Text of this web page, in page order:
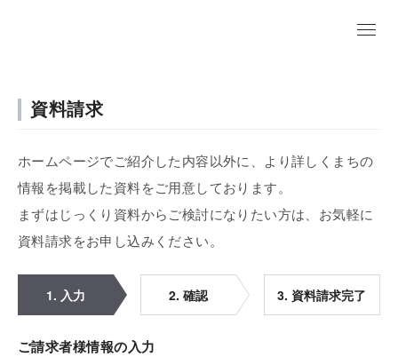
資料請求
ホームページでご紹介した内容以外に、より詳しくまちの
情報を掲載した資料をご用意しております。
まずはじっくり資料からご検討になりたい方は、お気軽に
資料請求をお申し込みください。
1. 入力 2. 確認 3. 資料請求完了
ご請求者様情報の入力